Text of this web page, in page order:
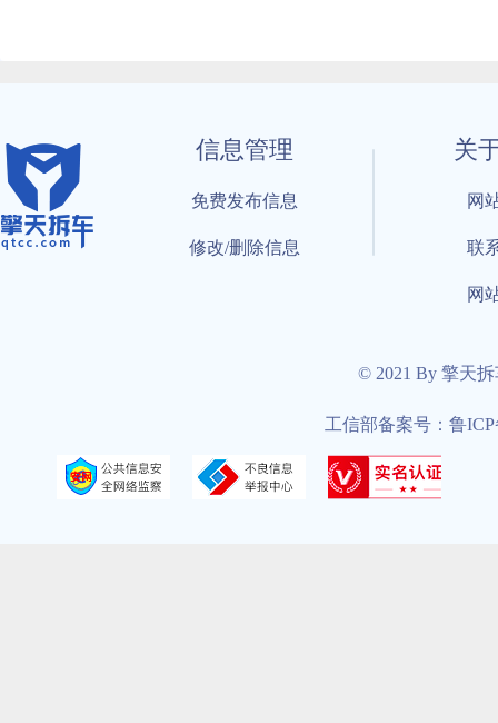
信息管理
免费发布信息
修改/删除信息
关
网
联
网
© 2021 By 擎天
工信部备案号：鲁